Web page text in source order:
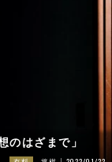
のはざまで」